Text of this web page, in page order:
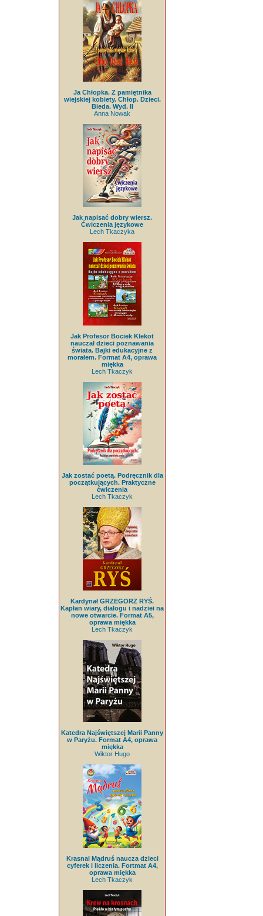
Ja Chłopka. Z pamiętnika
wiejskiej kobiety. Chłop. Dzieci.
Bieda. Wyd. II
Anna Nowak
Jak napisać dobry wiersz.
Ćwiczenia językowe
Lech Tkaczyka
Jak Profesor Bociek Klekot
nauczał dzieci poznawania
świata. Bajki edukacyjne z
morałem. Format A4, oprawa
miękka
Lech Tkaczyk
Jak zostać poetą. Podręcznik dla
początkujących. Praktyczne
ćwiczenia
Lech Tkaczyk
Kardynał GRZEGORZ RYŚ.
Kapłan wiary, dialogu i nadziei na
nowe otwarcie. Format A5,
oprawa miękka
Lech Tkaczyk
Katedra Najświętszej Marii Panny
w Paryżu. Format A4, oprawa
miękka
Wiktor Hugo
Krasnal Mądruś naucza dzieci
cyferek i liczenia. Fortmat A4,
oprawa miękka
Lech Tkaczyk